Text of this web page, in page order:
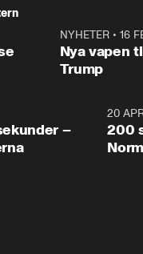
NYHETER• 16
Nya vapen
Trump
4:23
–
20
200